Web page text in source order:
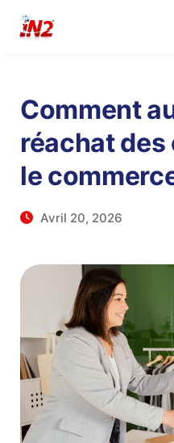
Comment
réachat
le
Avril 20, 2026